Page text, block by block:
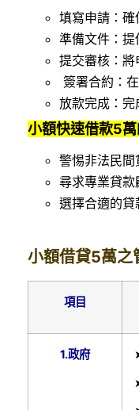
填寫申請：確
準備文件：提
提交審核：將
簽署合約：
放款完成：完
小額快速借款5
警惕非法民間
尋求專業貸款
選擇合適的貸
小額借貸5萬之
項目
1.政府